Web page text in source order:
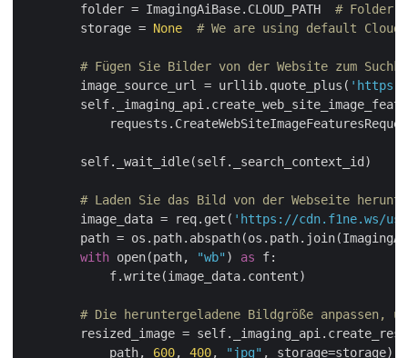
        folder = ImagingAiBase.CLOUD_PATH
# Folder
        storage =
None # We are using default Cloud
# Fügen Sie Bilder von der Website zum
        image_source_url = urllib.quote_plus(
'https://
        self._wait_idle(self._search_context_id)
# Laden Sie das Bild von der Webseite
        image_data = req.get(
'https://cdn.f1ne.ws/
path =
with open(path, "wb" ) as f:
            f.write(image_data.content)
# Die heruntergeladene Bildgröße anpassen,
resized_image =
            path,
600, 400, "jpg" , storage=storage))